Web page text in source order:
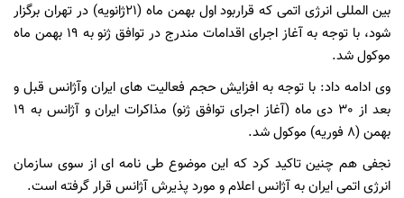
بین المللی انرژی اتمی که قراربود اول بهمن ماه (21ژانویه) در تهران برگزار
شود، با توجه به آغاز اجرای اقدامات مندرج در توافق ژنو به 19 بهمن ماه
موکول شد.
وی ادامه داد: با توجه به افزایش حجم فعالیت های ایران وآژانس قبل و
بعد از 30 دی ماه (آغاز اجرای توافق ژنو) مذاکرات ایران و آژانس به 19
بهمن (8 فوریه) موکول شد.
نجفی هم چنین تاکید کرد که این موضوع طی نامه ای از سوی سازمان
انرژی اتمی ایران به آژانس اعلام و مورد پذیرش آژانس قرار گرفته است.